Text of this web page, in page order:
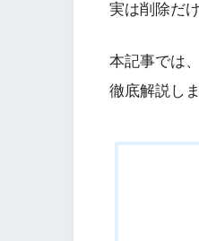
実は削除だ
本記事では
徹底解説し